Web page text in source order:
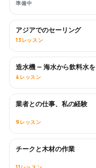
準備中
近日公開
アジアでのセーリング
13レッスン
近日公開
造水機 — 海水から飲料水を
4レッスン
近日公開
業者との仕事、私の経験
9レッスン
チークと木材の作業